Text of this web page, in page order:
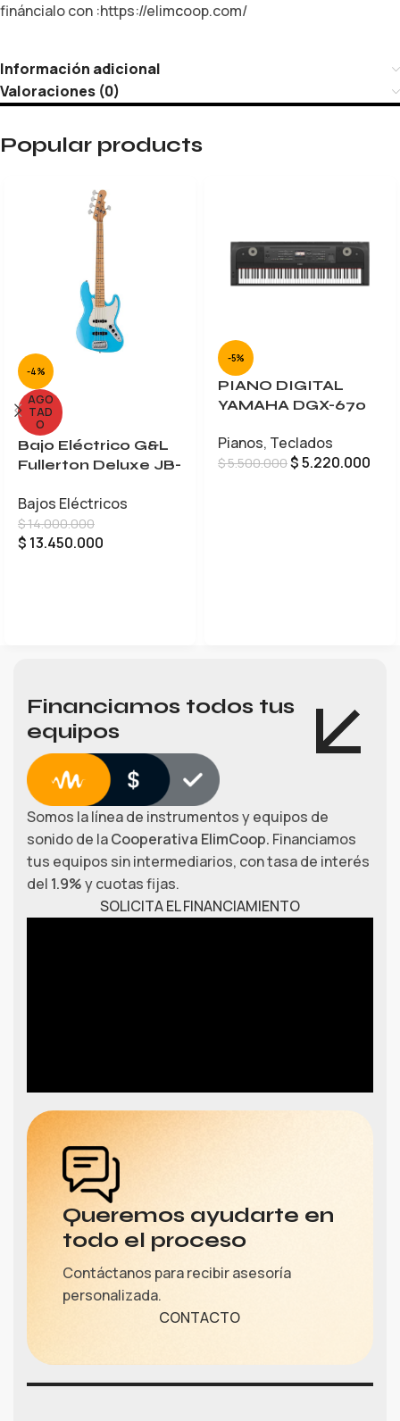
fináncialo con :https://elimcoop.com/
Información adicional
Valoraciones (0)
Popular products
-4%
AGO
TAD
O
Bajo Eléctrico G&L
Fullerton Deluxe JB-
Bajos Eléctricos
$14.000.000
$ 13.450.000
-5%
PIANO DIGITAL
YAMAHA DGX-670
Pianos, Teclados
$5.500.000$5.220.000
Financiamos todos tus
equipos
Somos la línea de instrumentos y equipos de
sonido de laCooperativa ElimCoop. Financiamos
tus equipos sin intermediarios, con tasa de interés
del 1.9%y cuotas fijas.
SOLICITA EL FINANCIAMIENTO
Queremos ayudarte en
todo el proceso
Contáctanos para recibir asesoría
personalizada.
CONTACTO